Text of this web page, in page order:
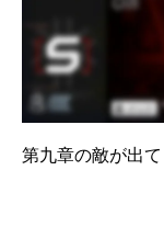
第九章の敵が出て